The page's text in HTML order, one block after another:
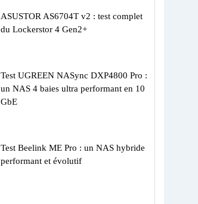
ASUSTOR AS6704T v2 : test complet
du Lockerstor 4 Gen2+
Test UGREEN NASync DXP4800 Pro :
un NAS 4 baies ultra performant en 10
GbE
Test Beelink ME Pro : un NAS hybride
performant et évolutif